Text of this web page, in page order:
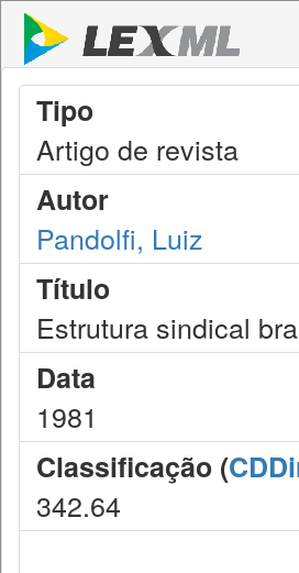
Tipo
Artigo de revista
Autor
Pandolfi, Luiz
Título
Estrutura sindical
Data
1981
Classificação (
342.64